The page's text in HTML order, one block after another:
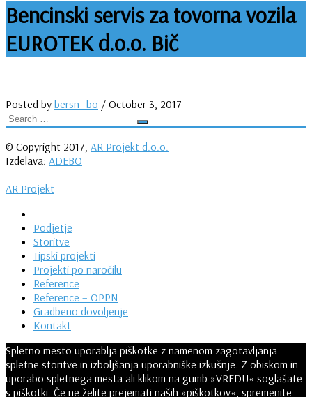
Bencinski servis za tovorna vozila
EUROTEK d.o.o. Bič
Posted by bersn_bo / October 3, 2017
© Copyright 2017, AR Projekt d.o.o.
Izdelava: ADEBO
AR Projekt
Podjetje
Storitve
Tipski projekti
Projekti po naročilu
Reference
Reference – OPPN
Gradbeno dovoljenje
Kontakt
Spletno mesto uporablja piškotke z namenom zagotavljanja
spletne storitve in izboljšanja uporabniške izkušnje. Z obiskom in
uporabo spletnega mesta ali klikom na gumb »VREDU« soglašate
s piškotki. Če ne želite prejemati naših »piškotkov«, spremenite